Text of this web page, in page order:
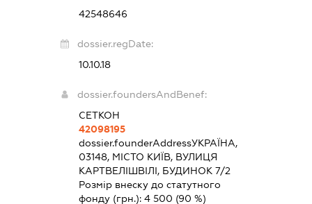
42548646
dossier.regDate:
10.10.18
dossier.foundersAndBenef:
СЕТКОН
42098195
dossier.founderAddressУКРАЇНА,
03148, МІСТО КИЇВ, ВУЛИЦЯ
КАРТВЕЛІШВІЛІ, БУДИНОК 7/2
Розмір внеску до статутного
фонду (грн.):4 500 (90 %)